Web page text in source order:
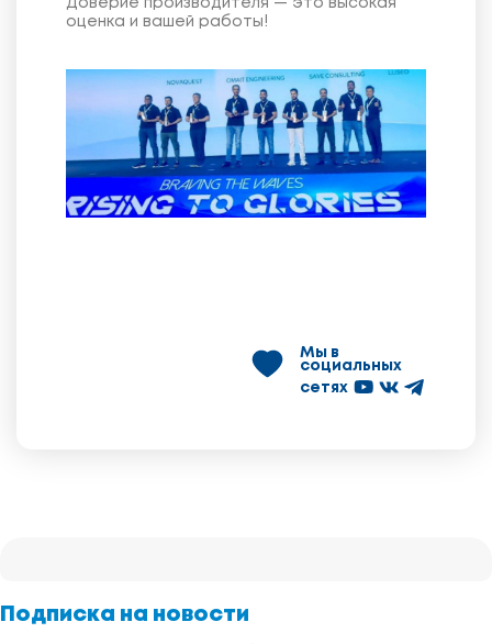
Доверие производителя — это высокая
оценка и вашей работы!
Мы в
социальных
сетях
Подписка на новости